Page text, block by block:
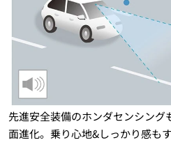
先進安全装備のホンダセンシング
面進化。乗り心地&しっかり感もす